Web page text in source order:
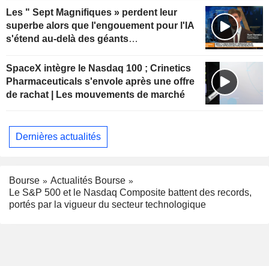
Les " Sept Magnifiques » perdent leur
superbe alors que l'engouement pour l'IA
s'étend au-delà des géants
SpaceX intègre le Nasdaq 100 ; Crinetics
Pharmaceuticals s'envole après une offre
de rachat | Les mouvements de marché
Dernières actualités
Bourse
Actualités Bourse
Le S&P 500 et le Nasdaq Composite battent des records,
portés par la vigueur du secteur technologique